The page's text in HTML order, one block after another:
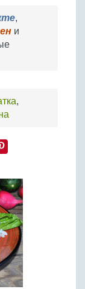
,
и
,